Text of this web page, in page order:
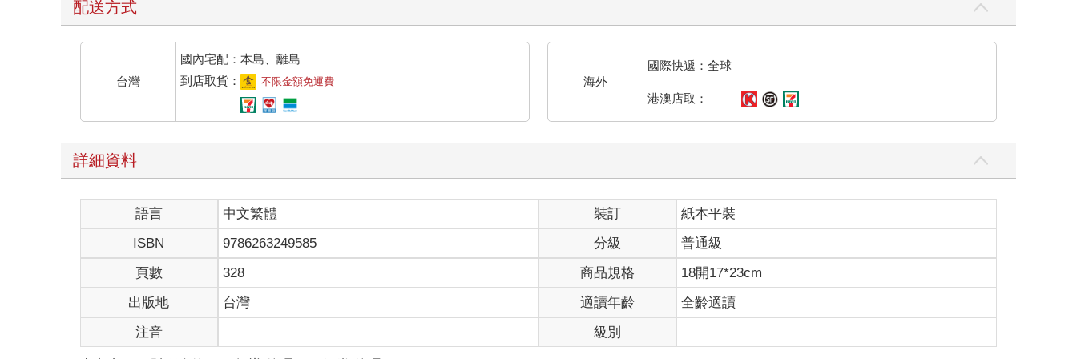
配送方式
台灣
國內宅配：本島、離島
到店取貨：
不限金額免運費 海外
國際快遞：全球
港澳店取：
詳細資料
語言 中文繁體 裝訂
紙本平裝
ISBN
9786263249585 分級
普通級
頁數
328 商品規格
18開17*23cm
出版地
台灣 適讀年齡
全齡適讀
注音
級別